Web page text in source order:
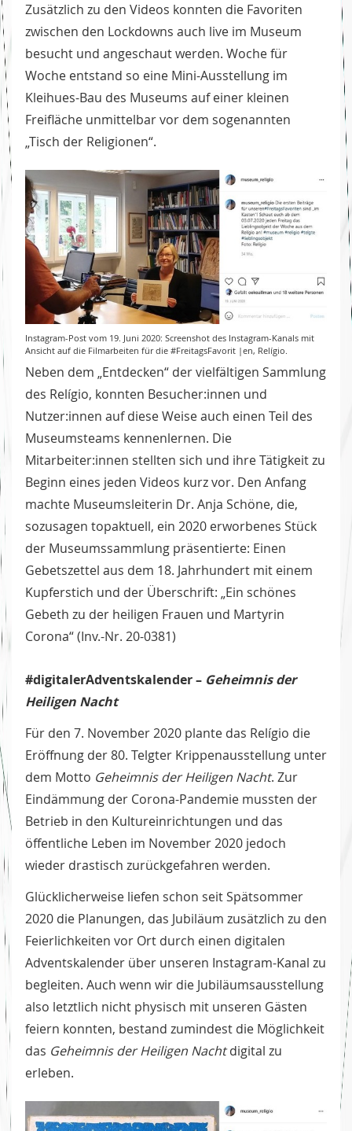
Zusätzlich zu den Videos konnten die Favoriten
zwischen den Lockdowns auch live im Museum
besucht und angeschaut werden. Woche für
Woche entstand so eine Mini-Ausstellung im
Kleihues-Bau des Museums auf einer kleinen
Freifläche unmittelbar vor dem sogenannten
„Tisch der Religionen“.
Instagram-Post vom 19. Juni 2020: Screenshot des Instagram-Kanals mit
Ansicht auf die Filmarbeiten für die #FreitagsFavorit |en, Relígio.
Neben dem „Entdecken“ der vielfältigen Sammlung
des Relígio, konnten Besucher:innen und
Nutzer:innen auf diese Weise auch einen Teil des
Museumsteams kennenlernen. Die
Mitarbeiter:innen stellten sich und ihre Tätigkeit zu
Beginn eines jeden Videos kurz vor. Den Anfang
machte Museumsleiterin Dr. Anja Schöne, die,
sozusagen topaktuell, ein 2020 erworbenes Stück
der Museumssammlung präsentierte: Einen
Gebetszettel aus dem 18. Jahrhundert mit einem
Kupferstich und der Überschrift: „Ein schönes
Gebeth zu der heiligen Frauen und Martyrin
Corona“ (Inv.-Nr. 20-0381)
#digitalerAdventskalender – Geheimnis der
Heiligen Nacht
Für den 7. November 2020 plante das Relígio die
Eröffnung der 80. Telgter Krippenausstellung unter
dem Motto Geheimnis der Heiligen Nacht. Zur
Eindämmung der Corona-Pandemie mussten der
Betrieb in den Kultureinrichtungen und das
öffentliche Leben im November 2020 jedoch
wieder drastisch zurückgefahren werden.
Glücklicherweise liefen schon seit Spätsommer
2020 die Planungen, das Jubiläum zusätzlich zu den
Feierlichkeiten vor Ort durch einen digitalen
Adventskalender über unseren Instagram-Kanal zu
begleiten. Auch wenn wir die Jubiläumsausstellung
also letztlich nicht physisch mit unseren Gästen
feiern konnten, bestand zumindest die Möglichkeit
das Geheimnis der Heiligen Nachtdigital zu
erleben.